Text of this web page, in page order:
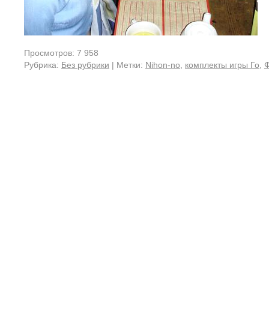
Просмотров: 7 958
Рубрика: Без рубрики | Метки: Nihon-no комплекты игры Го